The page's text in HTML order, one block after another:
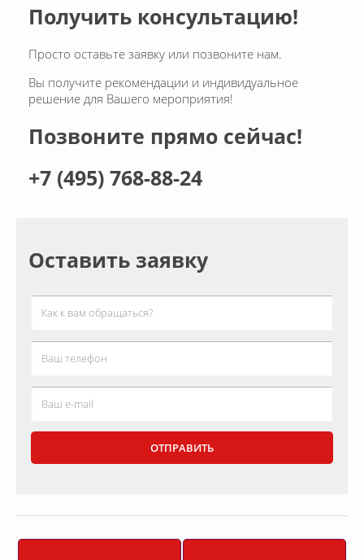
Получить консультацию!
Просто оставьте заявку или позвоните нам.
Вы получите рекомендации и индивидуальное
решение для Вашего мероприятия!
Позвоните прямо сейчас!
+7 (495) 768-88-24
Оставить заявку